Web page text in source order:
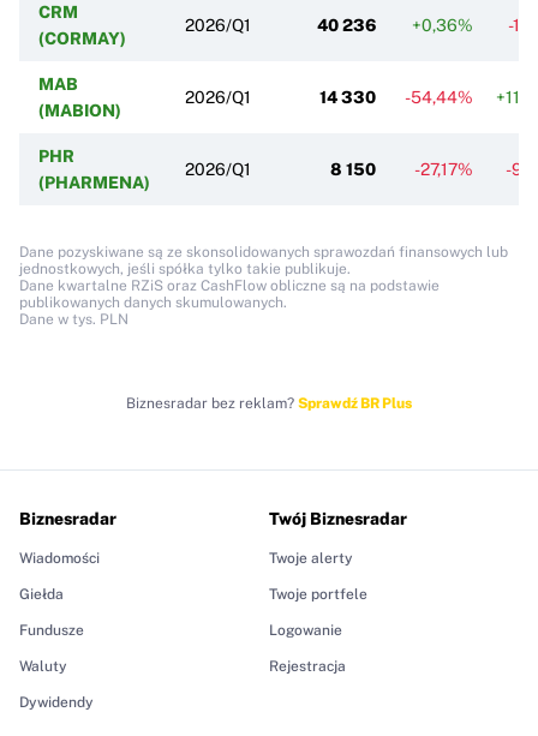
CRM
(CORMAY)
2026/Q1 40 236 +0,36% -
MAB
(MABION)
2026/Q1 14 330 -54,44%
PHR
(PHARMENA)
2026/Q1 8 150 -27,17% -
Dane pozyskiwane są ze skonsolidowanych sprawozdań finansowych lub
jednostkowych, jeśli spółka tylko takie publikuje.
Dane kwartalne RZiS oraz CashFlow obliczne są na podstawie
publikowanych danych skumulowanych.
Dane w tys. PLN
Biznesradar bez reklam? Sprawdź BR Plus
Biznesradar
Wiadomości
Giełda
Fundusze
Waluty
Dywidendy
Twój Biznesradar
Twoje alerty
Twoje portfele
Logowanie
Rejestracja